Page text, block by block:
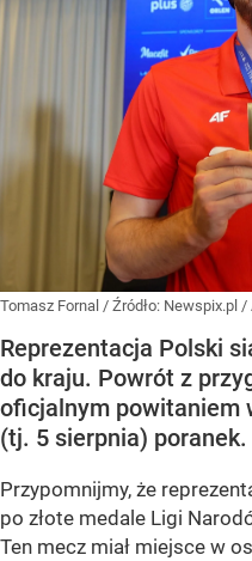
Tomasz Fornal / Źródło: Newspix.pl /
Reprezentacja Polski
do kraju. Powrót z
oficjalnym powitaniem
(tj. 5 sierpnia) poranek.
Przypomnijmy, że
po złote medale Ligi
Ten mecz miał miejsce w